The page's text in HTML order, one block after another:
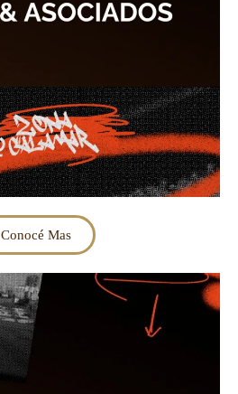
Conocé Mas